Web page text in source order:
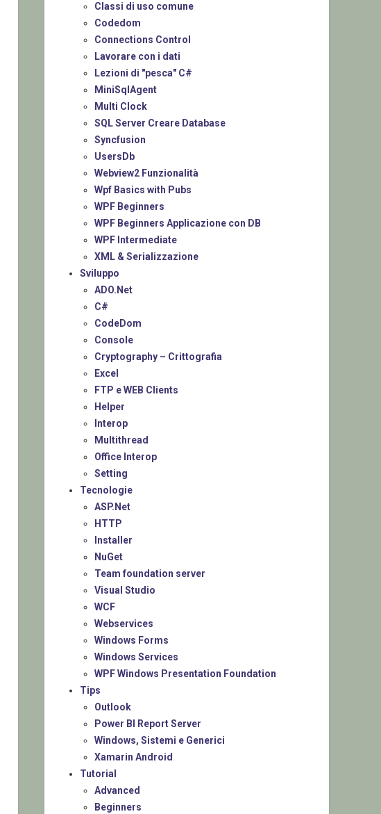
Classi di uso comune
Codedom
Connections Control
Lavorare con i dati
Lezioni di "pesca" C#
MiniSqlAgent
Multi Clock
SQL Server Creare Database
Syncfusion
UsersDb
Webview2 Funzionalità
Wpf Basics with Pubs
WPF Beginners
WPF Beginners Applicazione con DB
WPF Intermediate
XML & Serializzazione
Sviluppo
ADO.Net
C#
CodeDom
Console
Cryptography – Crittografia
Excel
FTP e WEB Clients
Helper
Interop
Multithread
Office Interop
Setting
Tecnologie
ASP.Net
HTTP
Installer
NuGet
Team foundation server
Visual Studio
WCF
Webservices
Windows Forms
Windows Services
WPF Windows Presentation Foundation
Tips
Outlook
Power BI Report Server
Windows, Sistemi e Generici
Xamarin Android
Tutorial
Advanced
Beginners